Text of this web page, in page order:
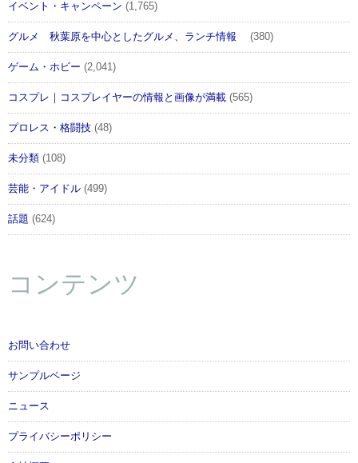
イベント・キャンペーン (1,765)
グルメ 秋葉原を中心としたグルメ、ランチ情報 (380)
ゲーム・ホビー (2,041)
コスプレ｜コスプレイヤーの情報と画像が満載 (565)
プロレス・格闘技 (48)
未分類 (108)
芸能・アイドル (499)
話題 (624)
コンテンツ
お問い合わせ
サンプルページ
ニュース
プライバシーポリシー